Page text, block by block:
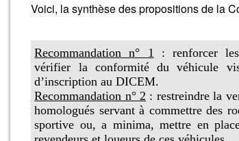
Voici, la synthèse des propositions de la
Recommandation n° 1
: renforcer
vérifier la conformité du véhicule
d’inscription au DICEM.
Recommandation n° 2 : restreindre la
homologués servant à commettre des
sportive ou, a minima, mettre en